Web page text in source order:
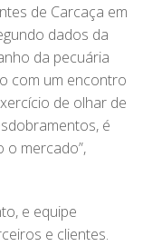
de Carcaça em
dados da
da pecuária
com um encontro
de olhar de
é
o mercado”,
e equipe
e clientes.